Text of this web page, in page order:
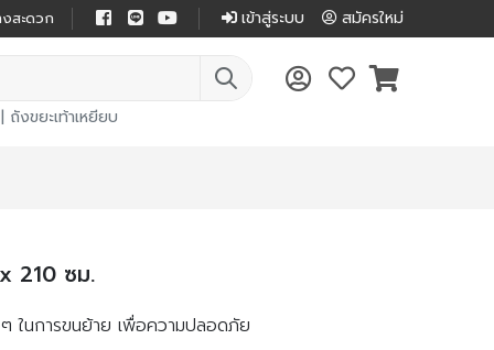
สะดวก เข้าสู่ระบบ สมัครใหม่
ถังขยะเท้าเหยียบ
210 ซม.
ในการขนย้าย เพื่อความปลอดภัย